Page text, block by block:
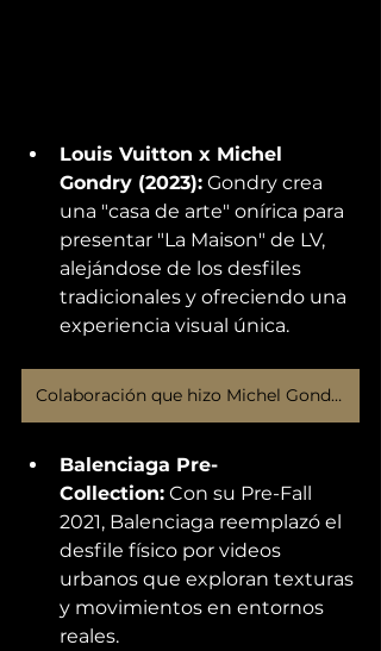
Louis Vuitton x Michel
Gondry (2023): Gondry crea
una "casa de arte" onírica para
presentar "La Maison" de LV,
alejándose de los desfiles
tradicionales y ofreciendo una
experiencia visual única.
Colaboración que hizo Michel Gondry con LV
Balenciaga Pre-
Collection: Con su Pre-Fall
2021, Balenciaga reemplazó el
desfile físico por videos
urbanos que exploran texturas
y movimientos en entornos
reales.